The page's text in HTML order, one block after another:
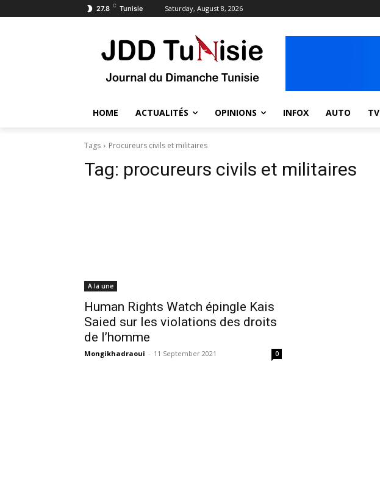
27.8 C Tunisie Saturday, August 8, 2026
HOME ACTUALITÉS OPINIONS INFOX AUTO TV
Tags Procureurs civils et militaires
Tag: procureurs civils et militaires
A la une
Human Rights Watch épingle Kais
Saied sur les violations des droits
de l’homme
Mongikhadraoui - 11 September 2021 0